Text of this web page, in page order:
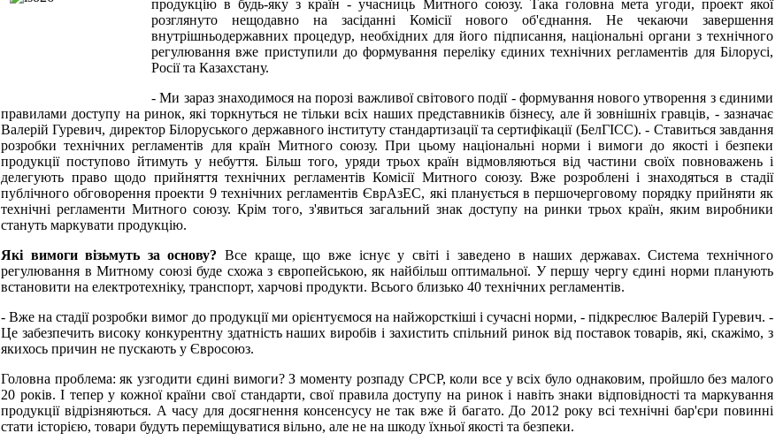
продукцію в будь-яку з країн - учасниць Митного союзу. Така головна мета угоди, проект якої
розглянуто нещодавно на засіданні Комісії нового об'єднання. Не чекаючи завершення
внутрішньодержавних процедур, необхідних для його підписання, національні органи з технічного
регулювання вже приступили до формування переліку єдиних технічних регламентів для Білорусі,
Росії та Казахстану.
- Ми зараз знаходимося на порозі важливої світового події - формування нового утворення з єдиними
правилами доступу на ринок, які торкнуться не тільки всіх наших представників бізнесу, але й зовнішніх гравців, - зазначає
Валерій Гуревич, директор Білоруського державного інституту стандартизації та сертифікації (БелГІСС). - Ставиться завдання
розробки технічних регламентів для країн Митного союзу. При цьому національні норми і вимоги до якості і безпеки
продукції поступово йтимуть у небуття. Більш того, уряди трьох країн відмовляються від частини своїх повноважень і
делегують право щодо прийняття технічних регламентів Комісії Митного союзу. Вже розроблені і знаходяться в стадії
публічного обговорення проекти 9 технічних регламентів ЄврАзЕС, які планується в першочерговому порядку прийняти як
технічні регламенти Митного союзу. Крім того, з'явиться загальний знак доступу на ринки трьох країн, яким виробники
стануть маркувати продукцію.
Які вимоги візьмуть за основу?Все краще, що вже існує у світі і заведено в наших державах. Система технічного
регулювання в Митному союзі буде схожа з європейською, як найбільш оптимальної. У першу чергу єдині норми планують
встановити на електротехніку, транспорт, харчові продукти. Всього близько 40 технічних регламентів.
- Вже на стадії розробки вимог до продукції ми орієнтуємося на найжорсткіші і сучасні норми, - підкреслює Валерій Гуревич. -
Це забезпечить високу конкурентну здатність наших виробів і захистить спільний ринок від поставок товарів, які, скажімо, з
якихось причин не пускають у Євросоюз.
Головна проблема: як узгодити єдині вимоги? З моменту розпаду СРСР, коли все у всіх було однаковим, пройшло без малого
20 років. І тепер у кожної країни свої стандарти, свої правила доступу на ринок і навіть знаки відповідності та маркування
продукції відрізняються. А часу для досягнення консенсусу не так вже й багато. До 2012 року всі технічні бар'єри повинні
стати історією, товари будуть переміщуватися вільно, але не на шкоду їхньої якості та безпеки.